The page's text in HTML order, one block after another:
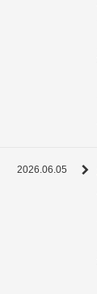
2026.06.05